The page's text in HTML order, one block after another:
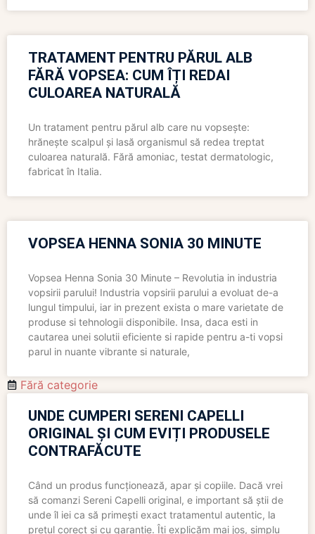
TRATAMENT PENTRU PĂRUL ALB
FĂRĂ VOPSEA: CUM ÎȚI REDAI
CULOAREA NATURALĂ
Un tratament pentru părul alb care nu vopsește:
hrănește scalpul și lasă organismul să redea treptat
culoarea naturală. Fără amoniac, testat dermatologic,
fabricat în Italia.
VOPSEA HENNA SONIA 30 MINUTE
Vopsea Henna Sonia 30 Minute – Revolutia in industria
vopsirii parului! Industria vopsirii parului a evoluat de-a
lungul timpului, iar in prezent exista o mare varietate de
produse si tehnologii disponibile. Insa, daca esti in
cautarea unei solutii eficiente si rapide pentru a-ti vopsi
parul in nuante vibrante si naturale,
Fără categorie
UNDE CUMPERI SERENI CAPELLI
ORIGINAL ȘI CUM EVIȚI PRODUSELE
CONTRAFĂCUTE
Când un produs funcționează, apar și copiile. Dacă vrei
să comanzi Sereni Capelli original, e important să știi de
unde îl iei ca să primești exact tratamentul autentic, la
prețul corect și cu garanție. Îți explicăm mai jos, simplu